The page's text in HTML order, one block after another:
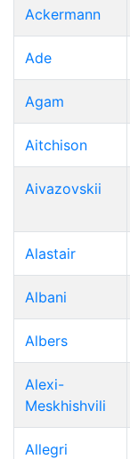
Ackermann
Ade
Agam
Aitchison
Aivazovskii
Alastair
Albani
Albers
Alexi-
Meskhishvili
Allegri